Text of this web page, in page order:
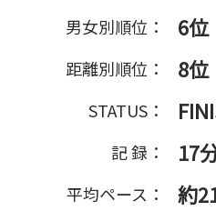
男女別順位： 6位
距離別順位： 8位
STATUS：
記 録： 17
平均ペース： 約